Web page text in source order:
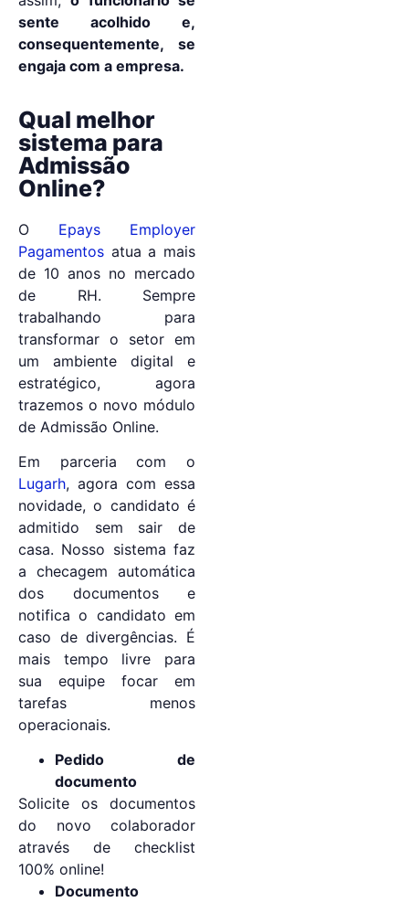
sente acolhido e,
consequentemente, se
engaja com a empresa.
Qual melhor
sistema para
Admissão
Online?
O Epays Employer
Pagamentos atua a mais
de 10 anos no mercado
de RH. Sempre
trabalhando para
transformar o setor em
um ambiente digital e
estratégico, agora
trazemos o novo módulo
de Admissão Online.
Em parceria com o
Lugarh, agora com essa
novidade, o candidato é
admitido sem sair de
casa. Nosso sistema faz
a checagem automática
dos documentos e
notifica o candidato em
caso de divergências. É
mais tempo livre para
sua equipe focar em
tarefas menos
operacionais.
Pedido de
documento
Solicite os documentos
do novo colaborador
através de checklist
100% online!
Documento